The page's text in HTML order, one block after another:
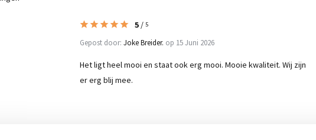
5/ 5
Gepost door: Joke Breider. op 15 Juni 2026
Het ligt heel mooi en staat ook erg mooi. Mooie kwaliteit. Wij zijn
er erg blij mee.